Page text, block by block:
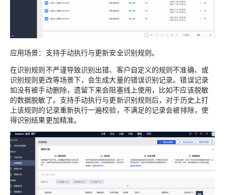
应用场景：支持手动执行与更新安全识别规则。
在识别规则不严谨导致识别出错、客户自定义的规则不准确、或
识别规则更改等场景下，会生成大量的错误识别记录。错误记录
如没有被手动删除，遗留下来会阻塞线上使用，比如不应该脱敏
的数据脱敏了。 支持手动执行与更新识别规则后，对于历史上打
上该规则的记录重新执行一遍校验，不满足的记录会被排除，使
得识别结果更加精准。